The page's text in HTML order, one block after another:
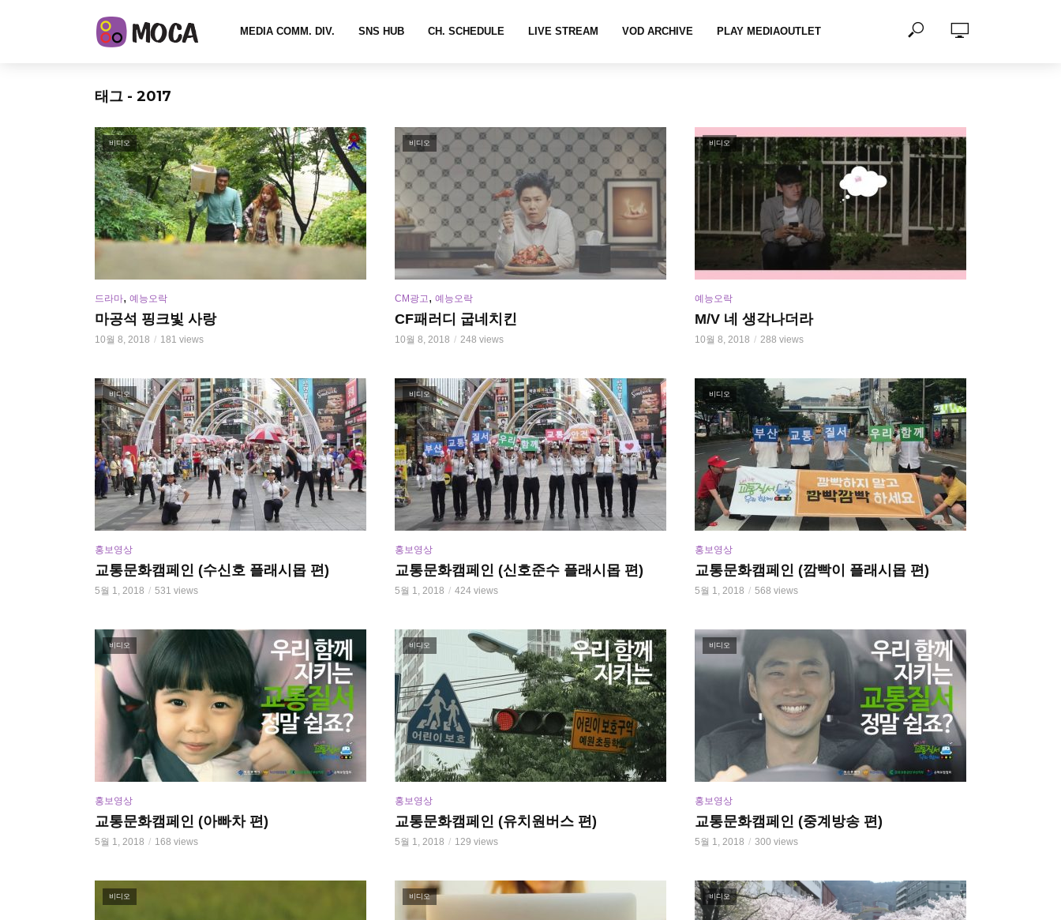
MEDIA COMM. DIV. SNS HUB CH. SCHEDULE LIVE STREAM VOD ARCHIVE PLAY MEDIAOUTLET
태그 - 2017
비디오
드라마, 예능오락
마공석 핑크빛 사랑
10월 8, 2018 181 views
비디오
CM광고, 예능오락
CF패러디 굽네치킨
10월 8, 2018 248 views
비디오
예능오락
M/V 네 생각나더라
10월 8, 2018 288 views
비디오
홍보영상
교통문화캠페인 (수신호 플래시몹 편)
5월 1, 2018 531 views
비디오
홍보영상
교통문화캠페인 (신호준수 플래시몹 편)
5월 1, 2018 424 views
비디오
홍보영상
교통문화캠페인 (깜빡이 플래시몹 편)
5월 1, 2018 568 views
비디오
홍보영상
교통문화캠페인 (아빠차 편)
5월 1, 2018 168 views
비디오
홍보영상
교통문화캠페인 (유치원버스 편)
5월 1, 2018 129 views
비디오
홍보영상
교통문화캠페인 (중계방송 편)
5월 1, 2018 300 views
비디오 비디오 비디오